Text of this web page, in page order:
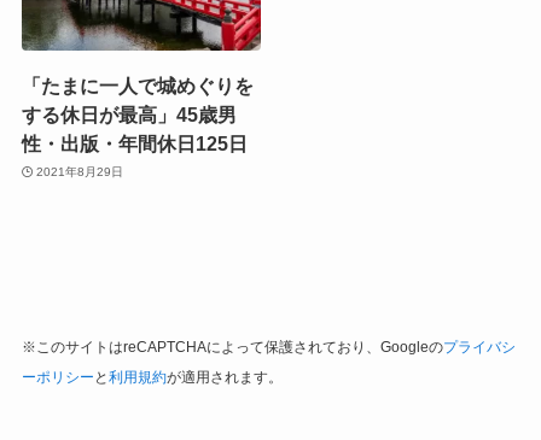
「たまに一人で城めぐりを
する休日が最高」45歳男
性・出版・年間休日125日
2021年8月29日
※このサイトはreCAPTCHAによって保護されており、Googleのプライバシ
ーポリシー と 利用規約が適用されます。